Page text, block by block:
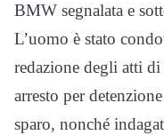
BMW segnalata e
L’uomo è stato
redazione degli atti
arresto per
sparo, nonché